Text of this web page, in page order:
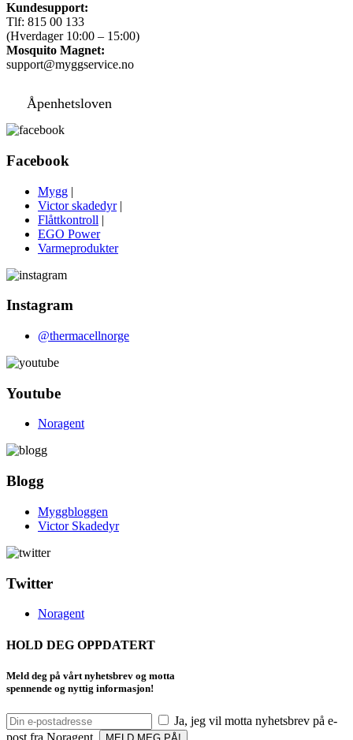
Kundesupport:
Tlf: 815 00 133
(Hverdager 10:00 – 15:00)
Mosquito Magnet:
support@myggservice.no
Åpenhetsloven
Facebook
Mygg |
Victor skadedyr |
Flåttkontroll |
EGO Power
Varmeprodukter
Instagram
@thermacellnorge
Youtube
Noragent
Blogg
Myggbloggen
Victor Skadedyr
Twitter
Noragent
HOLD DEG OPPDATERT
Meld deg på vårt nyhetsbrev og motta
spennende og nyttig informasjon!
Ja, jeg vil motta nyhetsbrev på e-
post fra Noragent.